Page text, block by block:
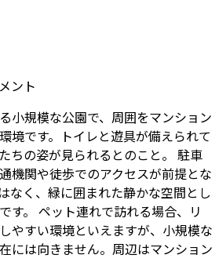
ント
小規模な公園で、周囲をマンション
境です。トイレと遊具が備えられて
ちの姿が見られるとのこと。 駐車
機関や徒歩でのアクセスが前提とな
なく、緑に囲まれた静かな空間とし
す。 ペット連れで訪れる場合、リ
やすい環境といえますが、小規模な
には向きません。周辺はマンション